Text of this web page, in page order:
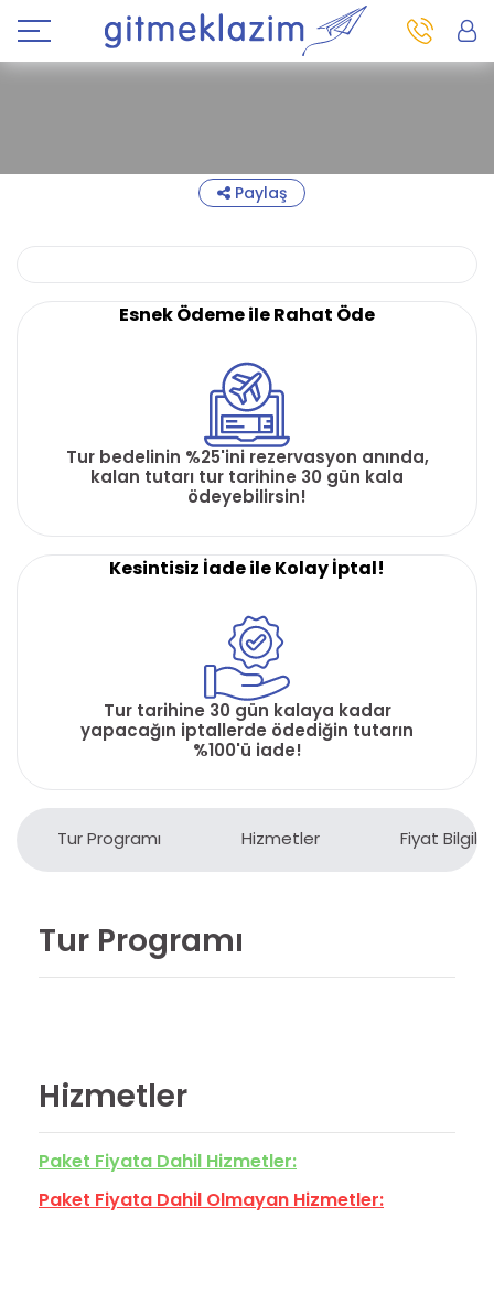
Paylaş
Esnek Ödeme ile Rahat Öde
Tur bedelinin %25'ini rezervasyon anında,
kalan tutarı tur tarihine 30 gün kala
ödeyebilirsin!
Kesintisiz İade ile Kolay İptal!
Tur tarihine 30 gün kalaya kadar
yapacağın iptallerde ödediğin tutarın
%100'ü iade!
Tur Programı Hizmetler Fiyat
Tur Programı
Hizmetler
Paket Fiyata Dahil Hizmetler:
Paket Fiyata Dahil Olmayan Hizmetler: